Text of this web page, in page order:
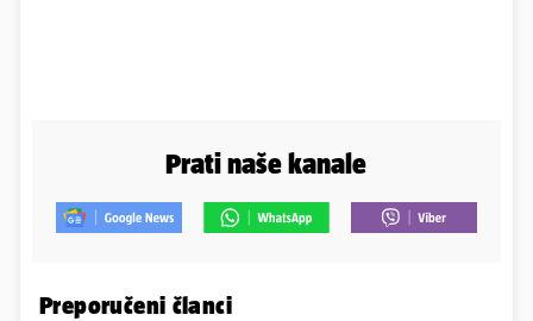
Prati naše kanale
Preporučeni članci